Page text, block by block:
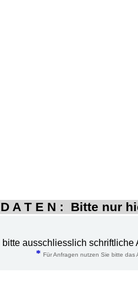
A T E N : Bitte nur
bitte ausschliesslich schriftliche
* Für Anfragen nutzen Sie bitte das